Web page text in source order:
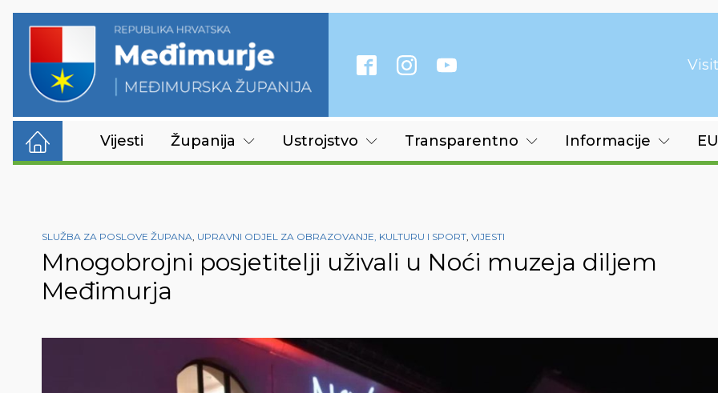
Vijesti Županija Ustrojstvo Transparentno Informacije
SLUŽBA ZA POSLOVE ŽUPANA, UPRAVNI ODJEL ZA OBRAZOVANJE, KULTURU I SPORT, VIJESTI
Mnogobrojni posjetitelji uživali u Noći muzeja diljem
Međimurja